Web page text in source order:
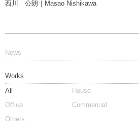
西川 公朗｜Masao Nishikawa
News
Works
All
House
Office
Commercial
Others